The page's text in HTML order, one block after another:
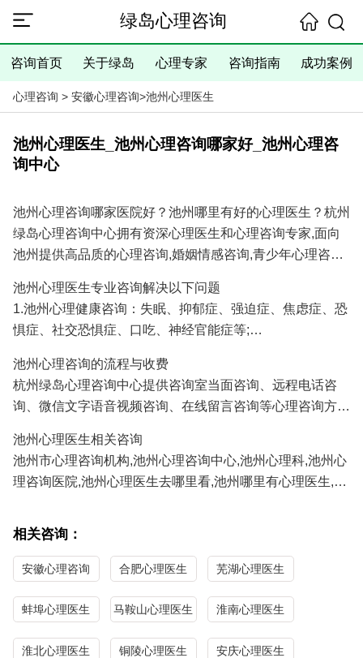
绿岛心理咨询
咨询首页 关于绿岛 心理专家 咨询指南 成功案例
心理咨询 > 安徽心理咨询>池州心理医生
池州心理医生_池州心理咨询哪家好_池州心理咨
询中心
池州心理咨询哪家医院好？池州哪里有好的心理医生？杭州
绿岛心理咨询中心拥有资深心理医生和心理咨询专家,面向
池州提供高品质的心理咨询,婚姻情感咨询,青少年心理咨询,
经验和大量成功案例,是您寻找池州心理医生专家和池州心
理咨询医院/心理咨询机构的理想选择！
池州心理医生专业咨询解决以下问题
1.池州心理健康咨询：失眠、抑郁症、强迫症、焦虑症、恐
惧症、社交恐惧症、口吃、神经官能症等;
人、挽救婚姻、感情修复、情感咨询等;
3.池州青少年心理咨询：孩子厌学、沉迷游戏、叛逆、早
恋、学习压力、考试焦虑、交往障碍、家庭教育咨询等;
4.池州职场心理咨询：人际关系、职场压力、职业规划、情
绪调节、心理辅导等；
5.池州性心理咨询：青春期性教育、性心理障碍、以及心理
池州心理咨询的流程与收费
杭州绿岛心理咨询中心提供咨询室当面咨询、远程电话咨
询、微信文字语音视频咨询、在线留言咨询等心理咨询方
便地得到心理医生专家专业有效的心理咨询服务。
正式系统的心理咨询服务需要提前预约,详见" 心理医生预约
心理咨询流程"；
生收费/心理咨询价格”；
池州心理医生免费咨询热线/心理咨询预约电话:0571-
86433196 13306538268（手机微信同号）
池州心理医生相关咨询
池州市心理咨询机构,池州心理咨询中心,池州心理科,池州心
理咨询医院,池州心理医生去哪里看,池州哪里有心理医生,池
理咨询哪家最好,池州最好的心理咨询医生。
相关咨询：
安徽心理咨询 合肥心理医生 芜湖心理医生
蚌埠心理医生 马鞍山心理医生 淮南心理医生
淮北心理医生 铜陵心理医生 安庆心理医生